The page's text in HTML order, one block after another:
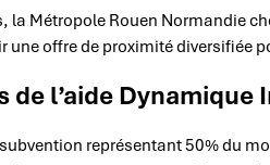
la Métropole Rouen Normandie
une offre de proximité diversifiée
l’aide Dynamique
représentant 50% du